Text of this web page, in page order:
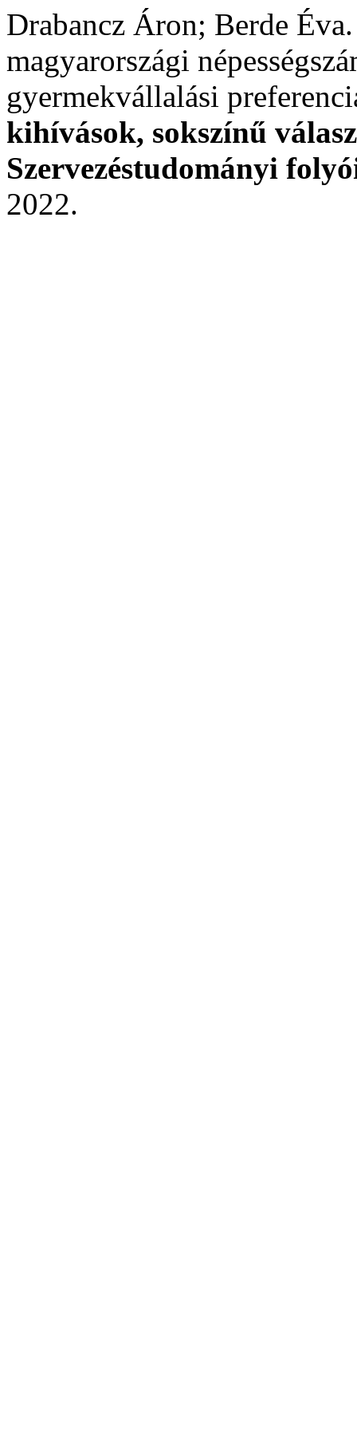
Drabancz Áron; Berde
magyarországi
gyermekvállalási
kihívások, sokszínű
Szervezéstudományi
2022.